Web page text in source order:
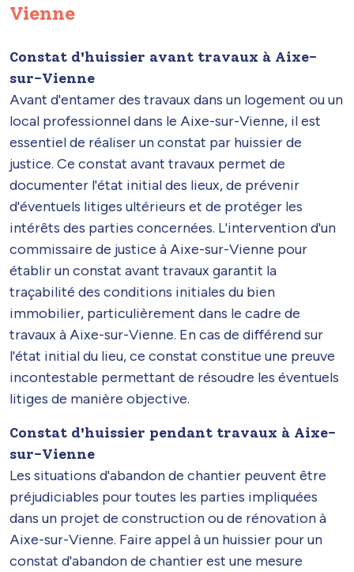
Vienne
Constat d'huissier avant travaux à Aixe-
sur-Vienne
Avant d'entamer des travaux dans un logement ou un
local professionnel dans le Aixe-sur-Vienne, il est
essentiel de réaliser un constat par huissier de
justice. Ce constat avant travaux permet de
documenter l'état initial des lieux, de prévenir
d'éventuels litiges ultérieurs et de protéger les
intérêts des parties concernées. L'intervention d'un
commissaire de justice à Aixe-sur-Vienne pour
établir un constat avant travaux garantit la
traçabilité des conditions initiales du bien
immobilier, particulièrement dans le cadre de
travaux à Aixe-sur-Vienne. En cas de différend sur
l'état initial du lieu, ce constat constitue une preuve
incontestable permettant de résoudre les éventuels
litiges de manière objective.
Constat d'huissier pendant travaux à Aixe-
sur-Vienne
Les situations d'abandon de chantier peuvent être
préjudiciables pour toutes les parties impliquées
dans un projet de construction ou de rénovation à
Aixe-sur-Vienne. Faire appel à un huissier pour un
constat d'abandon de chantier est une mesure